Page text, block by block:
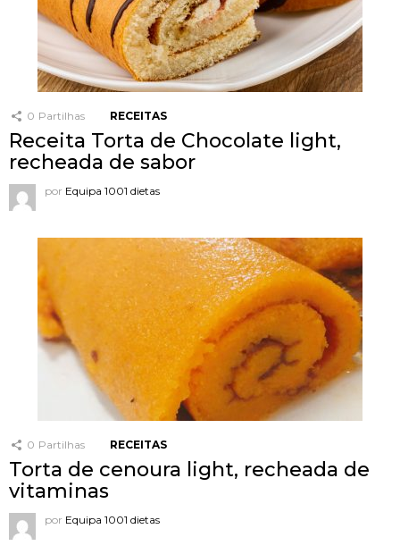
0 Partilhas RECEITAS
Receita Torta de Chocolate light,
recheada de sabor
por Equipa 1001 dietas
0 Partilhas RECEITAS
Torta de cenoura light, recheada de
vitaminas
por Equipa 1001 dietas